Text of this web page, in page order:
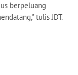
berpeluang
tulis JDT.